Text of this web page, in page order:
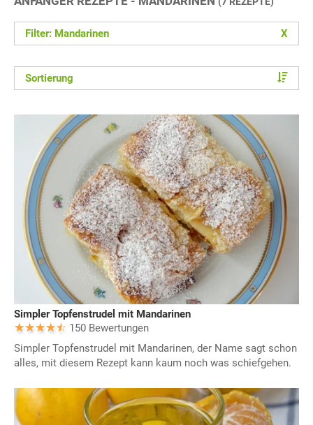
Filter: Mandarinen X
Sortierung
Simpler Topfenstrudel mit Mandarinen
150 Bewertungen
Simpler Topfenstrudel mit Mandarinen, der Name sagt schon
alles, mit diesem Rezept kann kaum noch was schiefgehen.